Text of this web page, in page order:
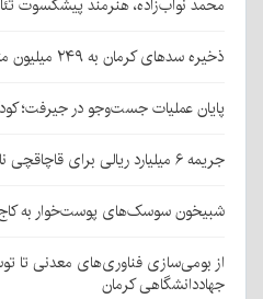
محمد نواب‌زاده، هنرمند پیشکسوت
ذخیره سدهای کرمان به ۲۴۹ میلیون مترمکعب رسید
پایان عملیات جست‌وجو در جیرفت؛ کودک ۴ ساله دلفاردی
جریمه ۶ میلیارد ریالی برای قاچاقچی نارنگی پاکستانی در بافت
شبیخون سوسک‌های پوست‌خوار به
از بومی‌سازی فناوری‌های معدنی تا
جهاددانشگاهی کرمان